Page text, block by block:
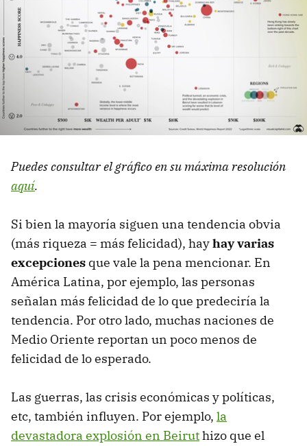
Puedes consultar el gráfico en su máxima resolución
aquí.
Si bien la mayoría siguen una tendencia obvia
(más riqueza = más felicidad), hayhay varias
excepciones que vale la pena mencionar. En
América Latina, por ejemplo, las personas
señalan más felicidad de lo que predeciría la
tendencia. Por otro lado, muchas naciones de
Medio Oriente reportan un poco menos de
felicidad de lo esperado.
Las guerras, las crisis económicas y políticas,
etc, también influyen. Por ejemplo, la
devastadora explosión en Beiruthizo que el